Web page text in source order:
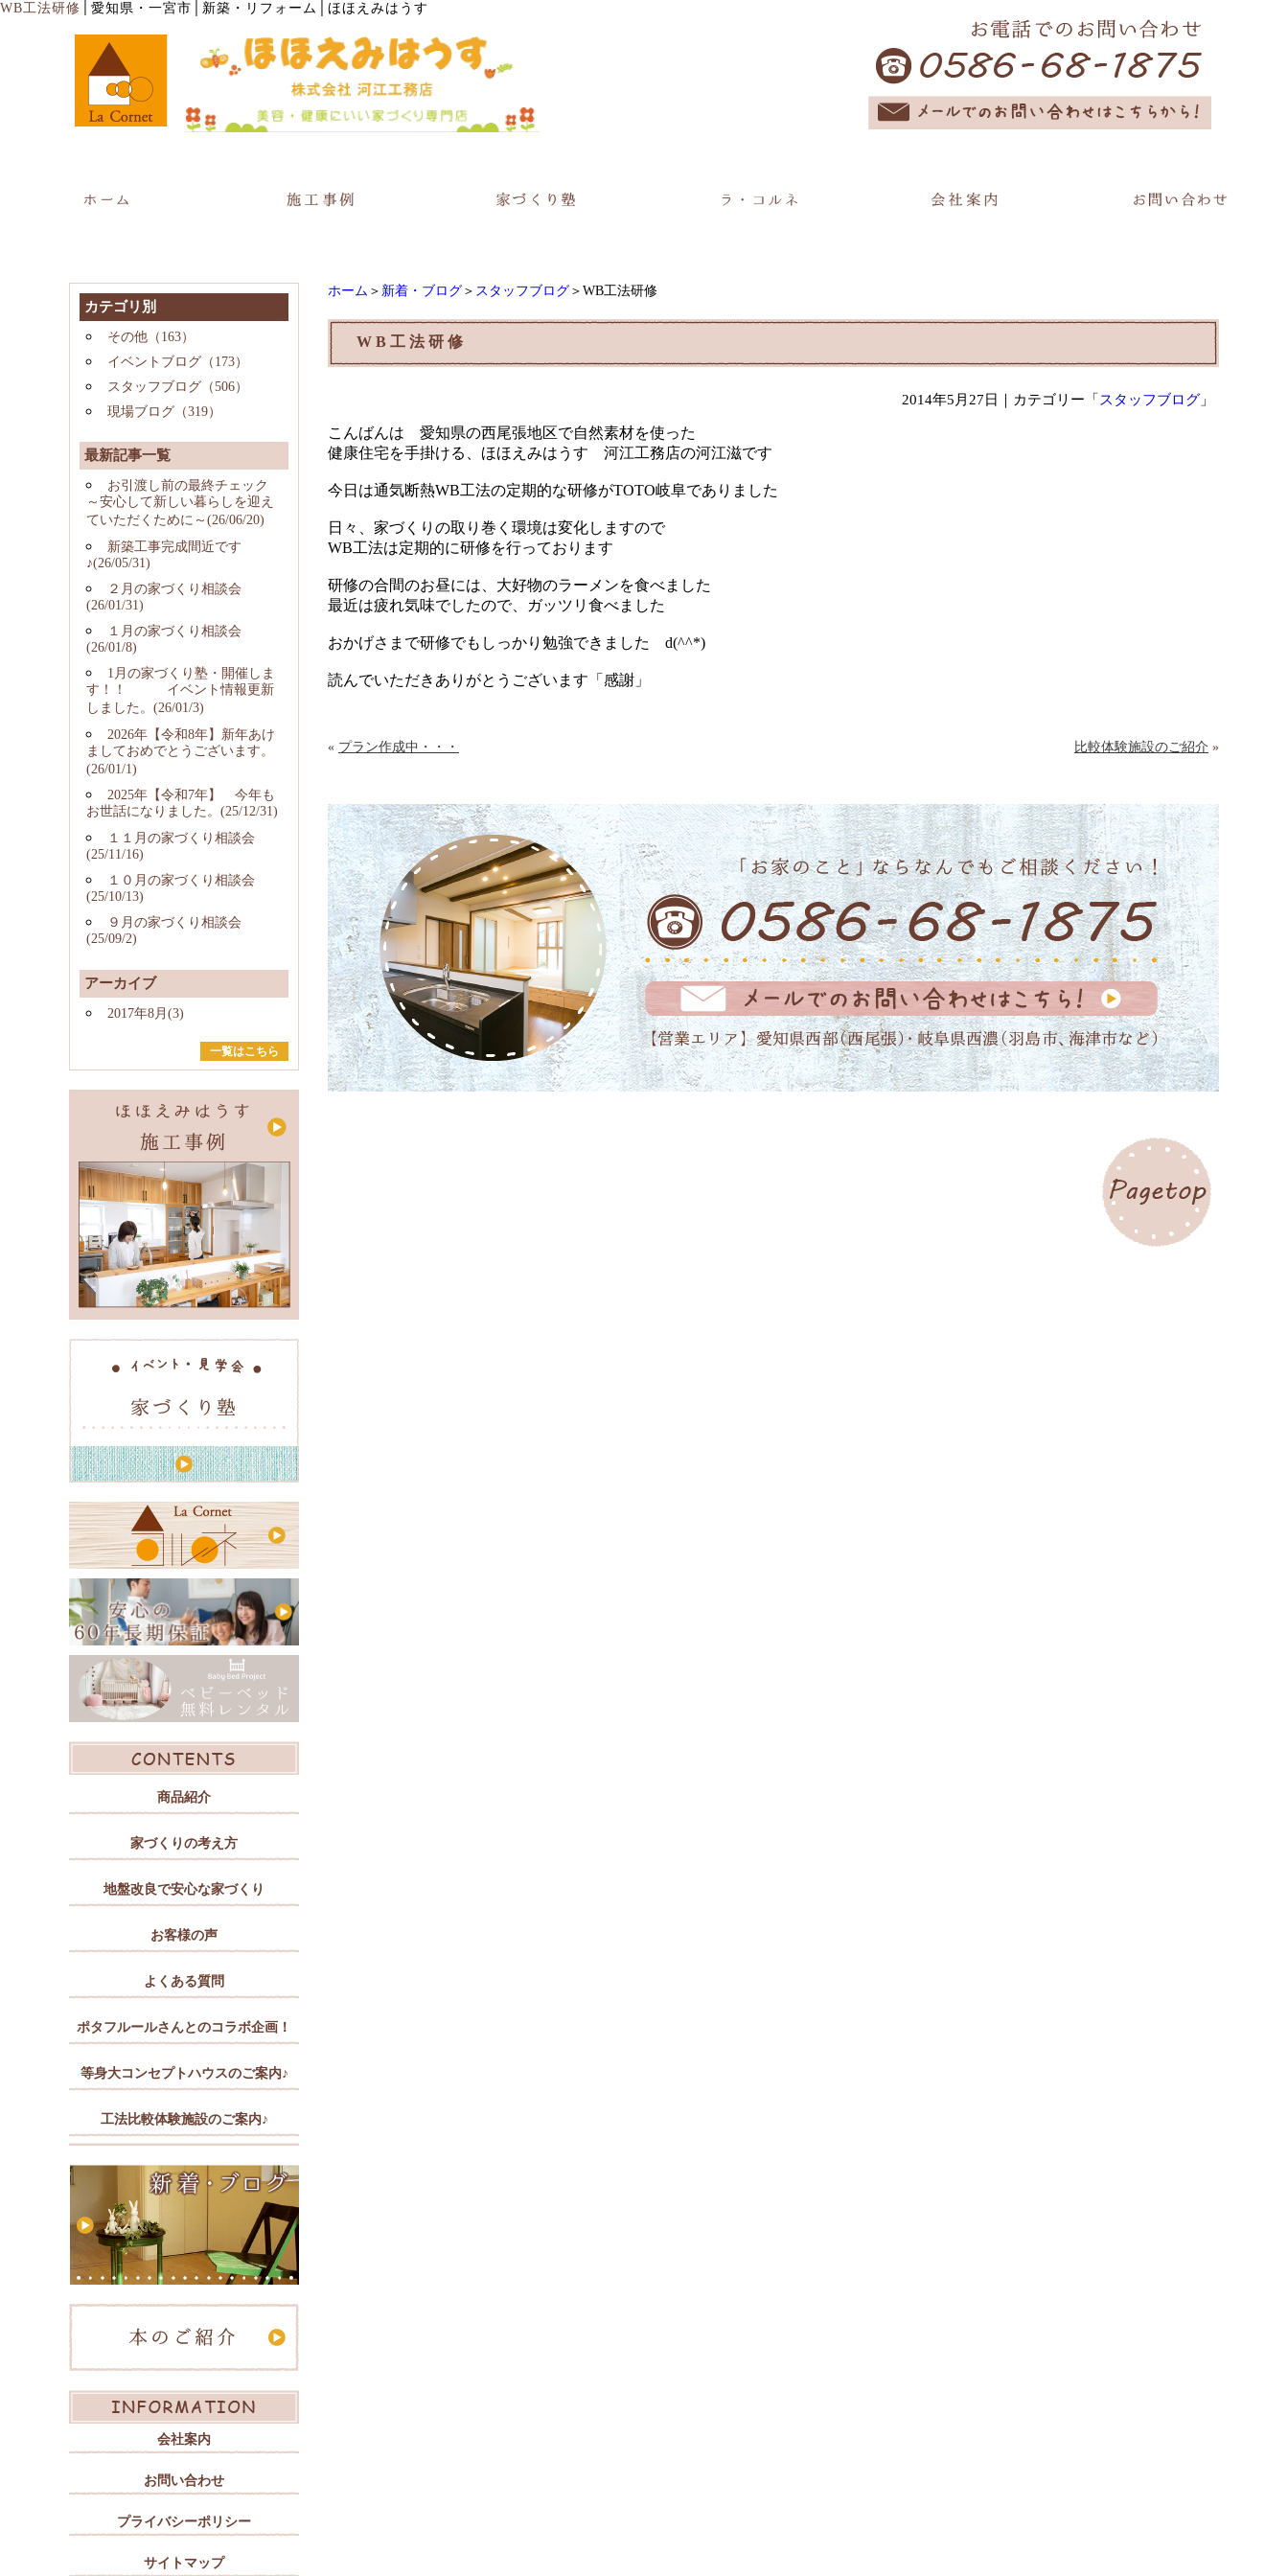
WB工法研修 愛知県・一宮市│新築・リフォーム│ほほえみはうす
ホーム ＞ 新着・ブログ ＞ スタッフブログ ＞WB工法研修
WB工法研修
2014年5月27日 ｜カテゴリー「 スタッフブログ 」
こんばんは 愛知県の西尾張地区で自然素材を使った
健康住宅を手掛ける、ほほえみはうす 河江工務店の河江滋です
今日は通気断熱WB工法の定期的な研修がTOTO岐阜でありました
日々、家づくりの取り巻く環境は変化しますので
WB工法は定期的に研修を行っております
研修の合間のお昼には、大好物のラーメンを食べました
最近は疲れ気味でしたので、ガッツリ食べました
おかげさまで研修でもしっかり勉強できました d(^^*)
読んでいただきありがとうございます「感謝」
« プラン作成中・・・ 比較体験施設のご紹介 »
カテゴリ別
その他（163）
イベントブログ（173）
スタッフブログ（506）
現場ブログ（319）
最新記事一覧
お引渡し前の最終チェック
～安心して新しい暮らしを迎え
ていただくために～(26/06/20)
新築工事完成間近です
♪(26/05/31)
２月の家づくり相談会
(26/01/31)
１月の家づくり相談会
(26/01/8)
1月の家づくり塾・開催しま
す！！ イベント情報更新
しました。(26/01/3)
2026年【令和8年】新年あけ
ましておめでとうございます。
(26/01/1)
2025年【令和7年】 今年も
お世話になりました。(25/12/31)
１１月の家づくり相談会
(25/11/16)
１０月の家づくり相談会
(25/10/13)
９月の家づくり相談会
(25/09/2)
アーカイブ
2017年8月(3)
一覧はこちら
商品紹介
家づくりの考え方
地盤改良で安心な家づくり
お客様の声
よくある質問
ポタフルールさんとのコラボ企画！
等身大コンセプトハウスのご案内♪
工法比較体験施設のご案内♪
会社案内
お問い合わせ
プライバシーポリシー
サイトマップ